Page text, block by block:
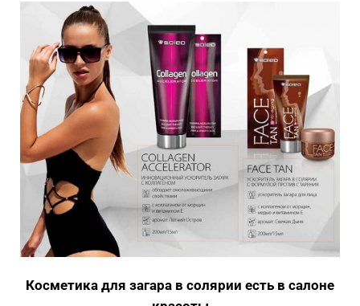
Косметика для загара в солярии есть в салоне